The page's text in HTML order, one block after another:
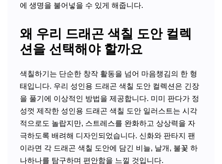
에 생명을 불어넣을 수 있게 해줍니다.
왜 우리 드래곤 색칠 도안 컬렉
션을 선택해야 할까요
색칠하기는 단순한 창작 활동을 넘어 마음챙김의 한 형
태입니다. 우리 성인용 드래곤 색칠 도안 컬렉션은 긴장
을 풀기에 이상적인 방법을 제공합니다. 미미 판다가 정
성껏 제작한 성인용 드래곤 색칠 도안 일러스트는 시각
적으로도 놀랍지만, 스트레스를 완화하고 상상력을 자
극하도록 배려해 디자인되었습니다. 신화와 판타지 팬
이라면 각 드래곤 색칠 도안에 담긴 비늘, 날개, 불꽃 하
나하나를 탐구하며 편안함을 느낄 것입니다.